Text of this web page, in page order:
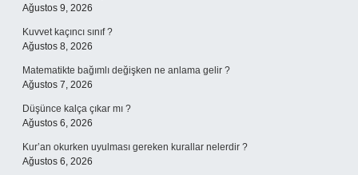
Ağustos 9, 2026
Kuvvet kaçıncı sınıf ?
Ağustos 8, 2026
Matematikte bağımlı değişken ne anlama gelir ?
Ağustos 7, 2026
Düşünce kalça çıkar mı ?
Ağustos 6, 2026
Kur’an okurken uyulması gereken kurallar nelerdir ?
Ağustos 6, 2026